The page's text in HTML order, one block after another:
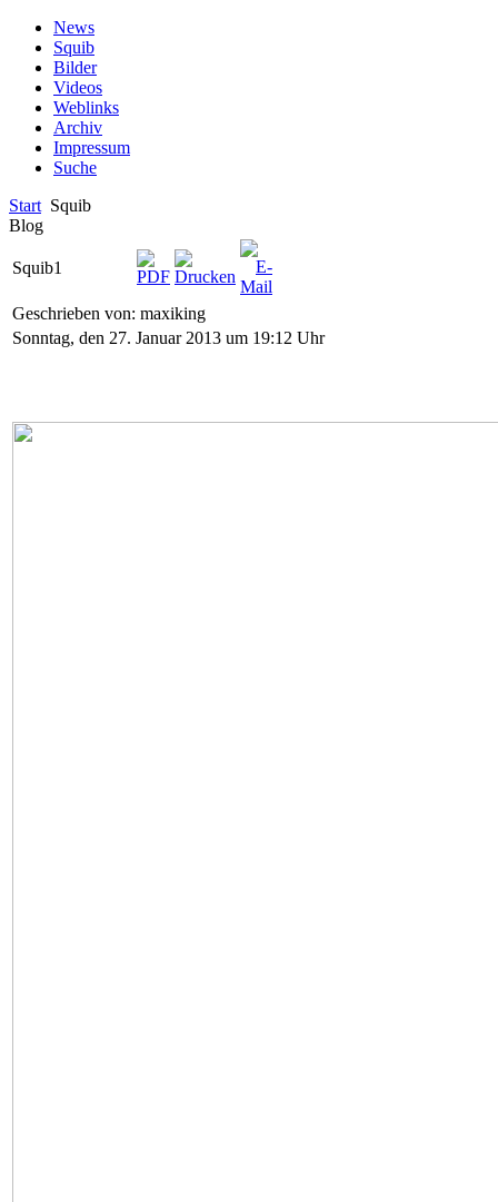
News
Squib
Bilder
Videos
Weblinks
Archiv
Impressum
Suche
Start Squib
Blog
Squib1
Geschrieben von: maxiking
Sonntag, den 27. Januar 2013 um 19:12 Uhr